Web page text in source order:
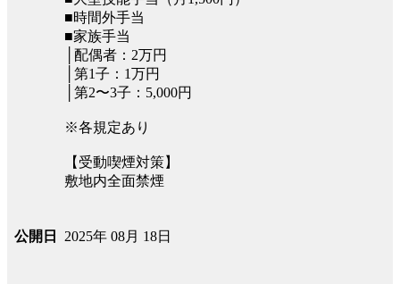
■時間外手当
■家族手当
│配偶者：2万円
│第1子：1万円
│第2〜3子：5,000円
※各規定あり
【受動喫煙対策】
敷地内全面禁煙
公開日 2025年 08月 18日